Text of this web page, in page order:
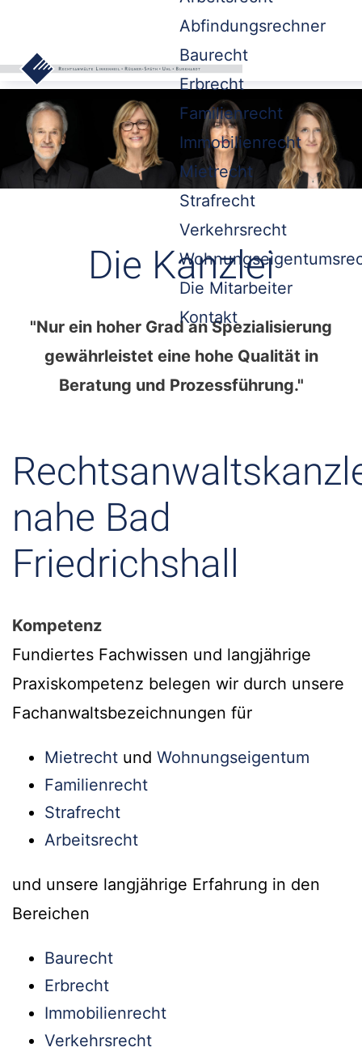
Abfindungsrechner
Baurecht
Erbrecht
Familienrecht
Immobilienrecht
Mietrecht
Strafrecht
Verkehrsrecht
Die Mitarbeiter
Kontakt
Die Kanzlei
"Nur ein hoher Grad an Spezialisierung
gewährleistet eine hohe Qualität in
Beratung und Prozessführung."
nahe Bad
Friedrichshall
Kompetenz
Fundiertes Fachwissen und langjährige
Praxiskompetenz belegen wir durch unsere
Fachanwaltsbezeichnungen für
Mietrecht und Wohnungseigentum
Familienrecht
Strafrecht
Arbeitsrecht
und unsere langjährige Erfahrung in den
Bereichen
Baurecht
Erbrecht
Immobilienrecht
Verkehrsrecht